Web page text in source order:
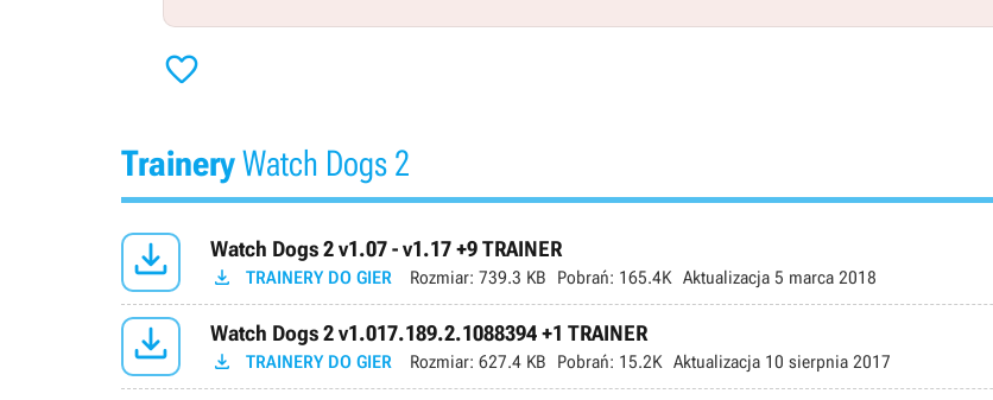

TraineryWatch Dogs 2
 Watch Dogs 2 v1.07 - v1.17 +9 TRAINER
 TRAINERY DO GIER Rozmiar: 739.3 KB Pobrań: 165.4K Aktualizacja 5 marca 2018
 Watch Dogs 2 v1.017.189.2.1088394 +1 TRAINER
 TRAINERY DO GIER Rozmiar: 627.4 KB Pobrań: 15.2K Aktualizacja 10 sierpnia 2017